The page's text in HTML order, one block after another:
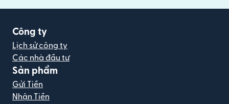
Công ty
Lịch sử công ty
Các nhà đầu tư
Sản phẩm
Gửi Tiền
Nhận Tiền